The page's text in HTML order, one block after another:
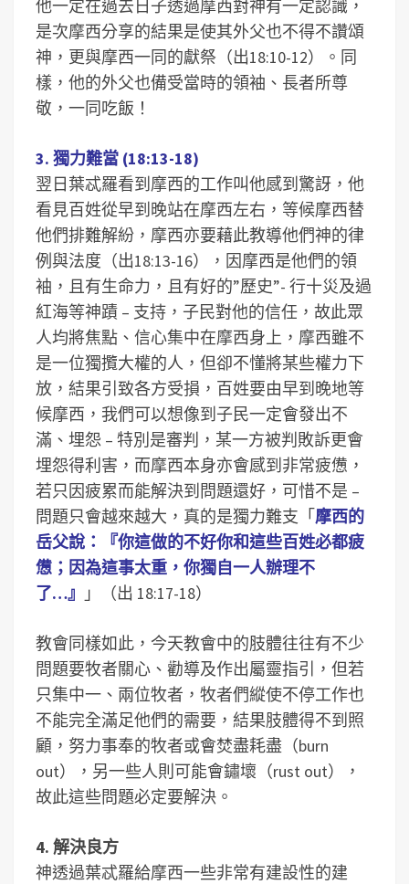
他一定在過去日子透過摩西對神有一定認識，
是次摩西分享的結果是使其外父也不得不讚頌
神，更與摩西一同的獻祭（出18:10-12）。同
樣，他的外父也備受當時的領袖、長者所尊
敬，一同吃飯！
3. 獨力難當 (18:13-18)
翌日葉忒羅看到摩西的工作叫他感到驚訝，他
看見百姓從早到晚站在摩西左右，等候摩西替
他們排難解紛，摩西亦要藉此教導他們神的律
例與法度（出18:13-16），因摩西是他們的領
袖，且有生命力，且有好的”歷史”- 行十災及過
紅海等神蹟 – 支持，子民對他的信任，故此眾
人均將焦點、信心集中在摩西身上，摩西雖不
是一位獨攬大權的人，但卻不懂將某些權力下
放，結果引致各方受損，百姓要由早到晚地等
候摩西，我們可以想像到子民一定會發出不
滿、埋怨 – 特別是審判，某一方被判敗訴更會
埋怨得利害，而摩西本身亦會感到非常疲憊，
若只因疲累而能解決到問題還好，可惜不是 –
問題只會越來越大，真的是獨力難支「摩西的
岳父說：『你這做的不好你和這些百姓必都疲
憊；因為這事太重，你獨自一人辦理不
了…』
」（出 18:17-18）
教會同樣如此，今天教會中的肢體往往有不少
問題要牧者關心、勸導及作出屬靈指引，但若
只集中一、兩位牧者，牧者們縱使不停工作也
不能完全滿足他們的需要，結果肢體得不到照
顧，努力事奉的牧者或會焚盡耗盡（burn
out），另一些人則可能會鏽壞（rust out），
故此這些問題必定要解決。
4. 解決良方
神透過葉忒羅給摩西一些非常有建設性的建